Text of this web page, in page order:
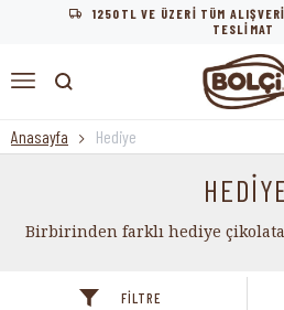
1250TL VE ÜZERİ TÜM
TESLİMAT
Anasayfa Hediye
Birbirinden farklı hediye
FILTRE